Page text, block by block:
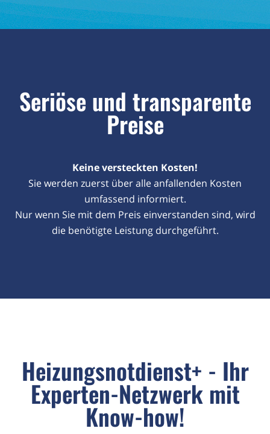
Seriöse und transparente
Preise
Keine versteckten Kosten!
Sie werden zuerst über alle anfallenden Kosten
umfassend informiert.
Nur wenn Sie mit dem Preis einverstanden sind, wird
die benötigte Leistung durchgeführt.
Heizungsnotdienst+ - Ihr
Experten-Netzwerk mit
Know-how!